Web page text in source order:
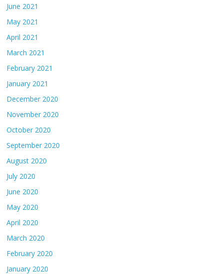
June 2021
May 2021
April 2021
March 2021
February 2021
January 2021
December 2020
November 2020
October 2020
September 2020
August 2020
July 2020
June 2020
May 2020
April 2020
March 2020
February 2020
January 2020